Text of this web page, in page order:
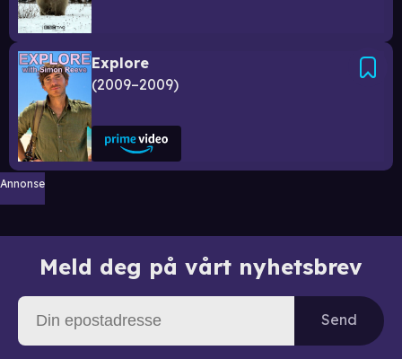
Explore
2009–2009
Annonse
Meld deg på vårt nyhetsbrev
Send